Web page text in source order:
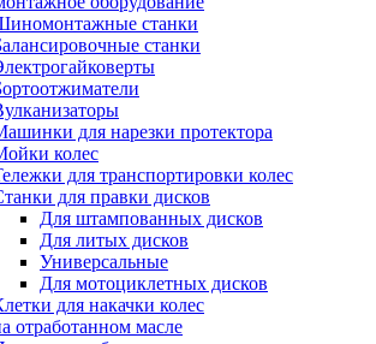
станки
станки
для нарезки протектора
колес
для транспортировки колес
для правки дисков
Для штампованных дисков
Для литых дисков
Универсальные
Для мотоциклетных дисков
для накачки колес
отработанном масле